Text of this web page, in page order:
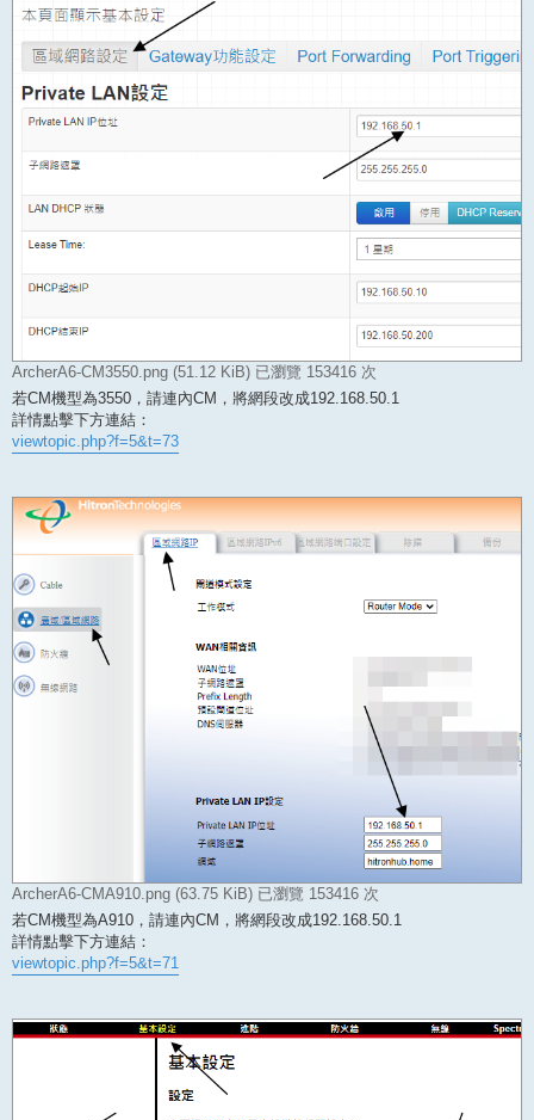
ArcherA6-CM3550.png (51.12 KiB) 已瀏覽 153416 次
若CM機型為3550，請連內CM，將網段改成192.168.50.1
詳情點擊下方連結：
viewtopic.php?f=5&t=73
ArcherA6-CMA910.png (63.75 KiB) 已瀏覽 153416 次
若CM機型為A910，請連內CM，將網段改成192.168.50.1
詳情點擊下方連結：
viewtopic.php?f=5&t=71